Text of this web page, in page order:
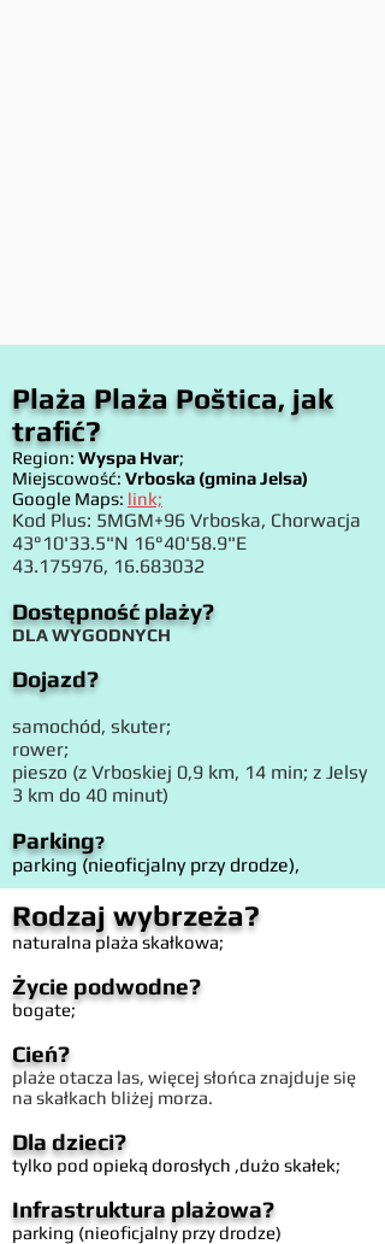
Plaża Plaża Poštica, jak
trafić?
Region: Wyspa Hvar;
Miejscowość: Vrboska (gmina Jelsa)
Google Maps: link;
Kod Plus: 5MGM+96 Vrboska, Chorwacja
43°10'33.5"N 16°40'58.9"E
43.175976, 16.683032
Dostępność plaży?
DLA WYGODNYCH
Dojazd?
samochód, skuter;
rower;
pieszo (z Vrboskiej 0,9 km, 14 min; z Jelsy
3 km do 40 minut)
Parking?
parking (nieoficjalny przy drodze),
Rodzaj wybrzeża?
naturalna plaża skałkowa;
Życie podwodne?
bogate;
Cień?
plaże otacza las, więcej słońca znajduje się
na skałkach bliżej morza.
Dla dzieci?
tylko pod opieką dorosłych ,dużo skałek;
Infrastruktura plażowa?
parking (nieoficjalny przy drodze)